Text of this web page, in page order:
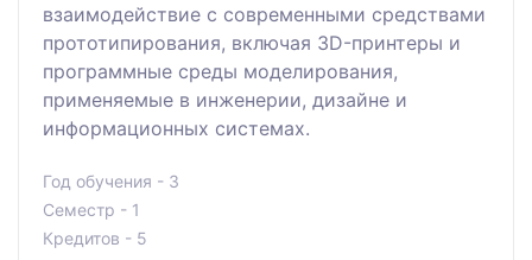
взаимодействие с современными средствами
прототипирования, включая 3D-принтеры и
программные среды моделирования,
применяемые в инженерии, дизайне и
информационных системах.
Год обучения - 3
Семестр - 1
Кредитов - 5